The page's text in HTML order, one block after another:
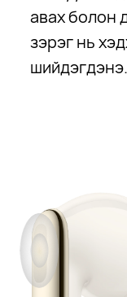
авах болон
зэрэг нь
шийдэгдэнэ.